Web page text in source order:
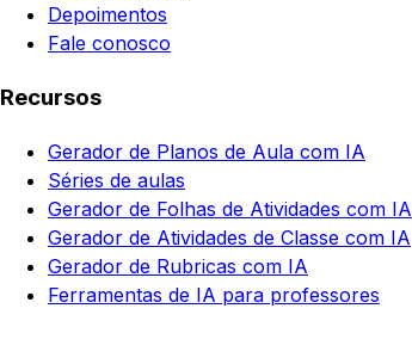
Depoimentos
Fale conosco
Recursos
Gerador de Planos de Aula com IA
Séries de aulas
Gerador de Folhas de Atividades com IA
Gerador de Atividades de Classe com IA
Gerador de Rubricas com IA
Ferramentas de IA para professores